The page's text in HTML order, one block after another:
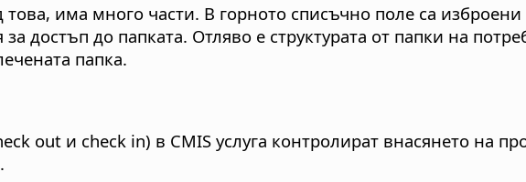
това, има много части. В горното списъчно поле са
достъп до папката. Отляво е структурата от папки на
папка.
out и check in) в CMIS услуга контролират внасянето на